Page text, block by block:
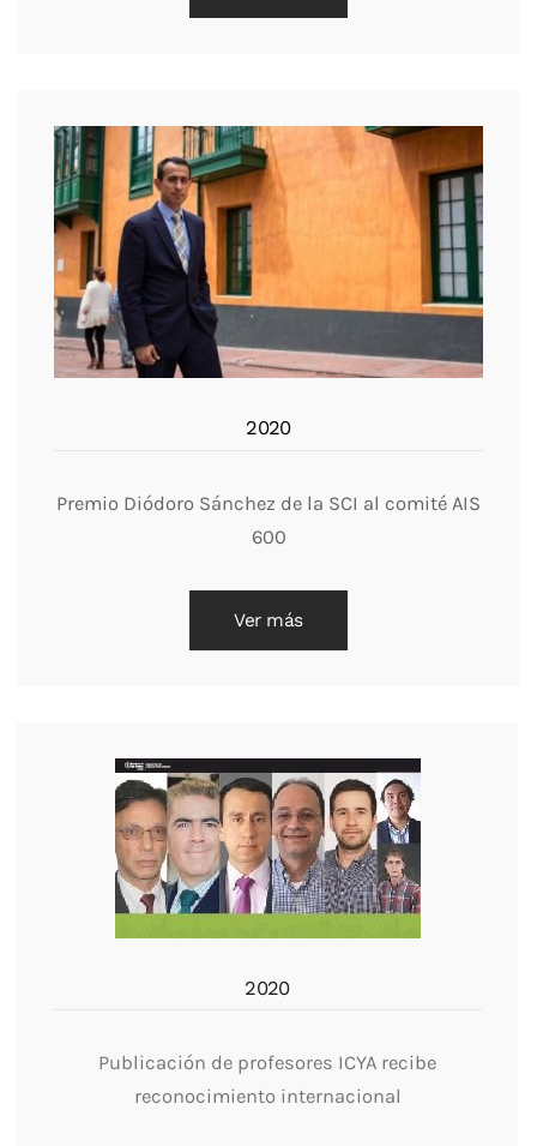
2020
Premio Diódoro Sánchez de la SCI al comité AIS
600
Ver más
2020
Publicación de profesores ICYA recibe
reconocimiento internacional